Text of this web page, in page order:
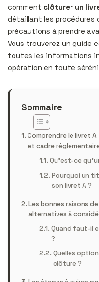
comment clôturer un
détaillant les procédures
précautions à prendre
Vous trouverez un guide
toutes les informations
opération en toute
Sommaire
Comprendre le livret
et cadre
Qu’est-ce
Pourquoi un
son livret A ?
Les bonnes raisons
alternatives à
Quand faut-il
?
Quelles
clôture ?